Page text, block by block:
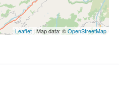
Leaflet | Map data: ©OpenStreetMap